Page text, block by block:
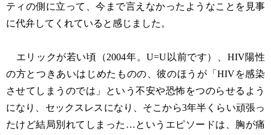
ティの側に立って、今まで言えなかったようなことを見事
に代弁してくれていると感じました。
エリックが若い頃（2004年。U=U以前です）、HIV陽性
の方とつきあいはじめたものの、彼のほうが「HIVを感染
させてしまうのでは」という不安や恐怖をつのらせるよう
になり、セックスレスになり、そこから3年半くらい頑張っ
たけど結局別れてしまった…というエピソードは、胸が痛